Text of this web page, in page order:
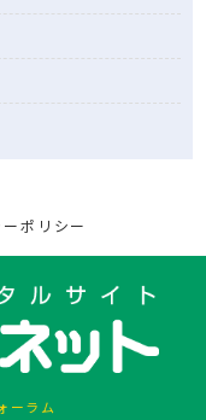
ポリシー
ーラム